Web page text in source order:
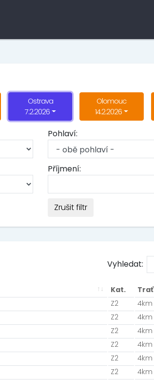
Ostrava
7.2.2026
Olomouc
14.2.2026
Pohlaví:
Příjmení:
Zrušit filtr
Vyhledat:
Kat. Trať
Z2 4km
Z2 4km
Z2 4km
Z2 4km
Z2 4km
Z2 4km